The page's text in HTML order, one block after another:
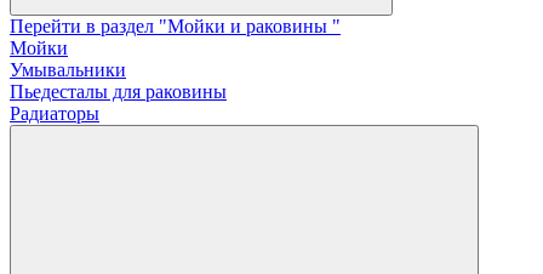
Перейти в раздел "Мойки и раковины "
Мойки
Умывальники
Пьедесталы для раковины
Радиаторы